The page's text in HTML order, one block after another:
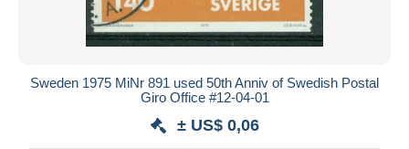
Sweden 1975 MiNr 891 used 50th Anniv of Swedish Postal
Giro Office #12-04-01
± US$ 0,06